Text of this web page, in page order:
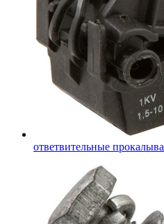
ответвительные